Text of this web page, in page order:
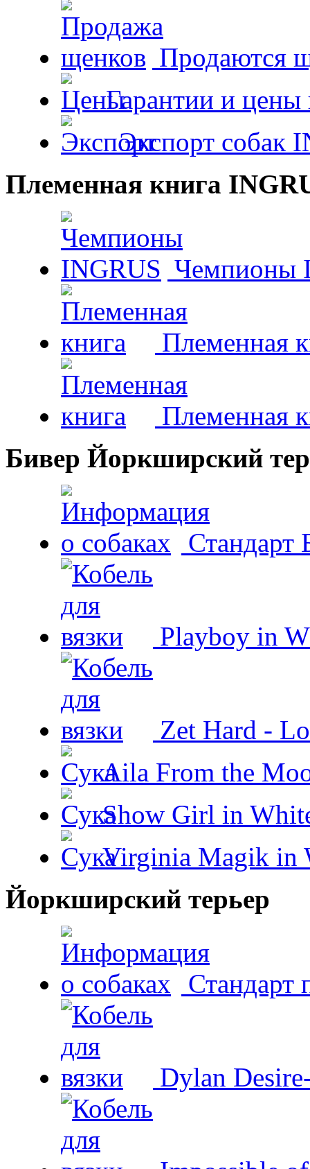
Продаются
Гарантии и цены
Экспорт собак
Племенная книга
Чемпионы
Племенная
Племенная
Бивер Йоркширский
Стандарт
Playboy in
Zet Hard -
Aila From the
Show Girl in
Virginia Magik in
Йоркширский терьер
Dylan